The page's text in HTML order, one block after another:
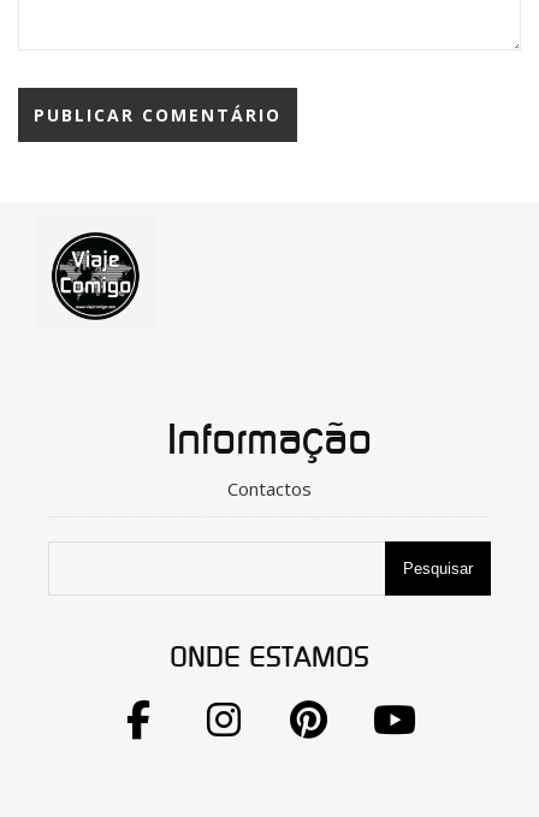
Informação
Contactos
Pesquisar
ONDE ESTAMOS